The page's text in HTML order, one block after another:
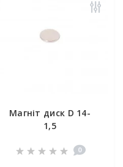
Магніт диск D 14-
1,5
0